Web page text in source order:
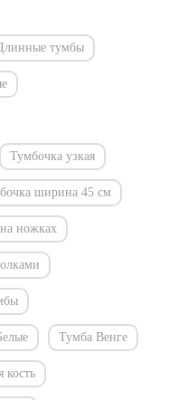
тумбы
Тумбочка узкая
ширина 45 см
ножках
Тумба Венге
кость